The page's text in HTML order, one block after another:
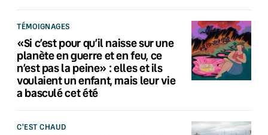
TÉMOIGNAGES
«Si c’est pour qu’il naisse sur une
planète en guerre et en feu, ce
n’est pas la peine» : elles et ils
voulaient un enfant, mais leur vie
a basculé cet été
C'EST CHAUD